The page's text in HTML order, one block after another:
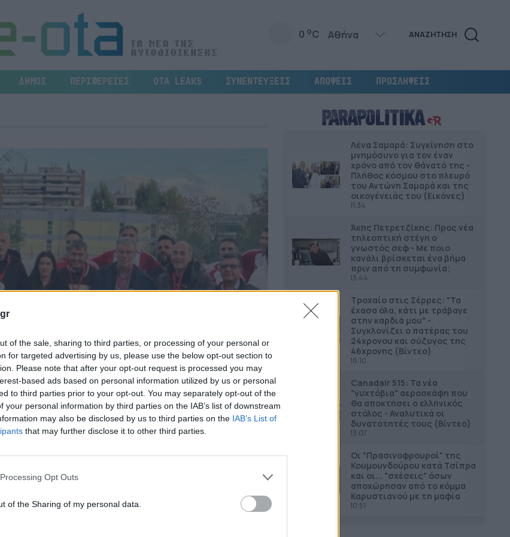
of the sale, sharing to third parties, or processing of your personal or
for targeted advertising by us, please use the below opt-out section to
Please note that after your opt-out request is processed you may
based ads based on personal information utilized by us or personal
to third parties prior to your opt-out. You may separately opt-out of the
your personal information by third parties on the IAB’s list of downstream
may also be disclosed by us to third parties on the IAB’s List of
that may further disclose it to other third parties.
Opt Outs
of the Sharing of my personal data.
0 oC ΑΝΑΖΗΤΗΣΗ
ΔΗΜΟΙ ΠΕΡΙΦΕΡΕΙΕΣ OTA LEAKS ΣΥΝΕΝΤΕΥΞΕΙΣ ΑΠΟΨΕΙΣ ΠΡΟΣΛΗΨΕΙΣ
νοσοκομείο
αγώνας των Βετεράνων του
Λένα Σαμαρά: Συγκίνηση στο
μνημόσυνο για τον έναν
χρόνο από τον θάνατό της -
Πλήθος κόσμου στο πλευρό
του Αντώνη Σαμαρά και της
οικογένειάς του (Εικόνες)
11:34
Άκης Πετρετζίκης: Προς νέα
τηλεοπτική στέγη ο
γνωστός σεφ - Με ποιο
κανάλι βρίσκεται ένα βήμα
πριν από τη συμφωνία;
13:44
Τροχαίο στις Σέρρες: "Τα
έχασα όλα, κάτι με τράβαγε
στην καρδιά μου" -
Συγκλονίζει ο πατέρας του
24χρονου και σύζυγος της
46χρονης (Βίντεο)
16:10
Canadair 515: Τα νέα
"νυχτόβια" αεροσκάφη που
θα αποκτήσει ο ελληνικός
στόλος - Αναλυτικά οι
δυνατότητές τους (Βίντεο)
13:07
Οι "Πρασινοφρουροί" της
Κουµουνδούρου κατά Τσίπρα
και οι... "σχέσεις" όσων
αποχώρησαν από το κόμμα
Καρυστιανού με τη μαφία
10:51